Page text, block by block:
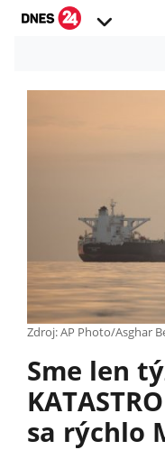
Zdroj: AP Photo/Asghar
Sme len
sa rýchlo